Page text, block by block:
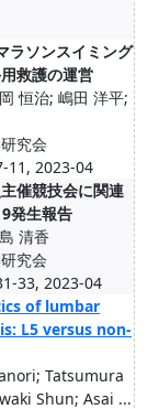
ラソンスイミング
救護の運営
恒治; 嶋田 洋平;
究会
11, 2023-04
催競技会に関連
発生報告
清香
究会
33, 2023-04
of lumbar
L5 versus non-
Tatsumura
Shun; Asai ...